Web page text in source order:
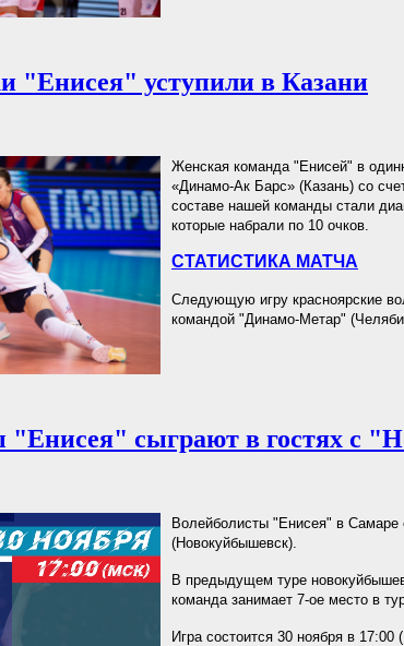
"Енисея" уступили в Казани
Женская команда "Енисей" в
«Динамо-Ак Барс» (Казань) со
составе нашей команды стали
которые набрали по 10 очков.
СТАТИСТИКА МАТЧА
Следующую игру красноярские
командой "Динамо-Метар"
"Енисея" сыграют в гостях с
Волейболисты "Енисея" в Самаре
(Новокуйбышевск).
В предыдущем туре
команда занимает 7-ое место в
Игра состоится 30 ноября в